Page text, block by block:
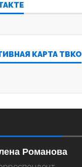
КАРТА ТВКО
Романова